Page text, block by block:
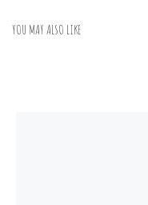
YOU MAY ALSO LIKE